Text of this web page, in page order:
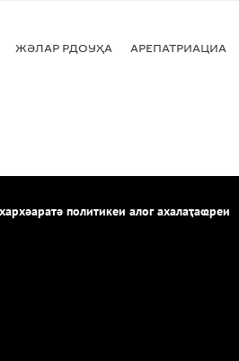
ЖӘЛАР РДОУҲА АРЕПАТРИАЦИА
политикеи алог ахалаҭаҩреи